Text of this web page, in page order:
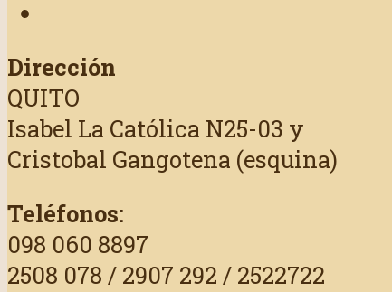
Dirección
QUITO
Isabel La Católica N25-03 y
Cristobal Gangotena (esquina)
Teléfonos:
098 060 8897
2508 078 / 2907 292 / 2522722